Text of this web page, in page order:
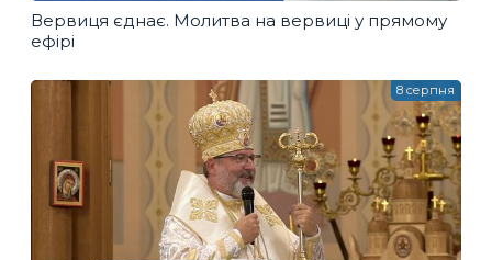
Вервиця єднає. Молитва на вервиці у прямому
ефірі
8 серпня